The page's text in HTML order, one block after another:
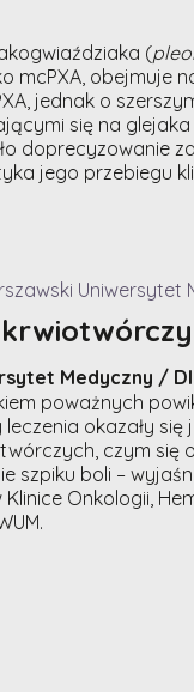
(
mcPXA, obejmuje
jednak o
się na
doprecyzowanie
jego przebiegu
Uniwersytet
Medyczny /
poważnych
okazały się
czym się
szpiku boli –
Onkologii,